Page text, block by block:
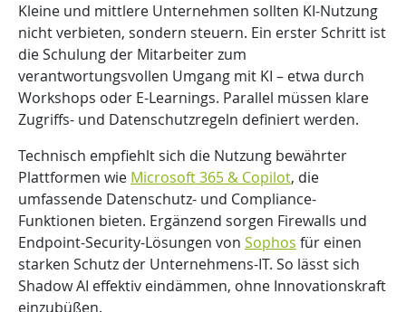
Kleine und mittlere Unternehmen sollten KI-Nutzung
nicht verbieten, sondern steuern. Ein erster Schritt ist
die Schulung der Mitarbeiter zum
verantwortungsvollen Umgang mit KI – etwa durch
Workshops oder E-Learnings. Parallel müssen klare
Zugriffs- und Datenschutzregeln definiert werden.
Technisch empfiehlt sich die Nutzung bewährter
Plattformen wie Microsoft 365 & Copilot, die
umfassende Datenschutz- und Compliance-
Funktionen bieten. Ergänzend sorgen Firewalls und
Endpoint-Security-Lösungen von Sophos für einen
starken Schutz der Unternehmens-IT. So lässt sich
Shadow AI effektiv eindämmen, ohne Innovationskraft
einzubüßen.